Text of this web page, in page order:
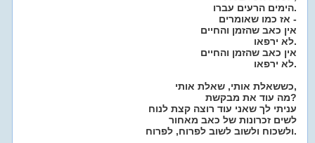
הימים הרעים עברו.
אז כמו שאומרים -
אין כאב שהזמן והחיים
לא ירפאו.
אין כאב שהזמן והחיים
לא ירפאו.
כששאלת אותי, שאלת אותי,
מה עוד את מבקשת?
עניתי לך שאני עוד רוצה קצת לנוח
לשים זכרונות של כאב מאחור
ולשכוח ולשוב לשוב לפרוח, לפרוח.